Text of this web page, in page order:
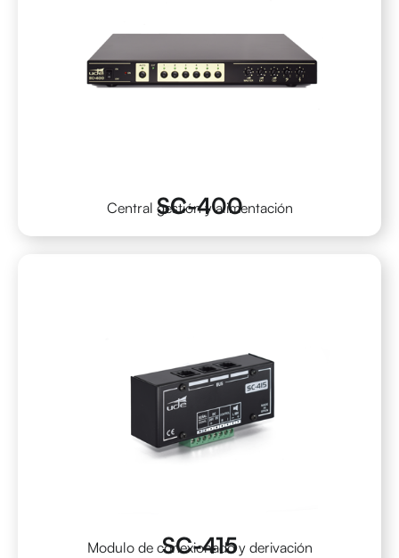
SC-400
Central gestión y alimentación
SC-415
Modulo de conexionado y derivación